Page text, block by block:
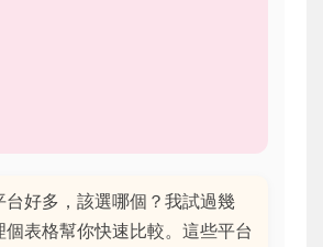
台好多，該選哪個？我試過幾
個表格幫你快速比較。這些平台